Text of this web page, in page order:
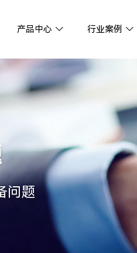
产品中心 行业案例
问题